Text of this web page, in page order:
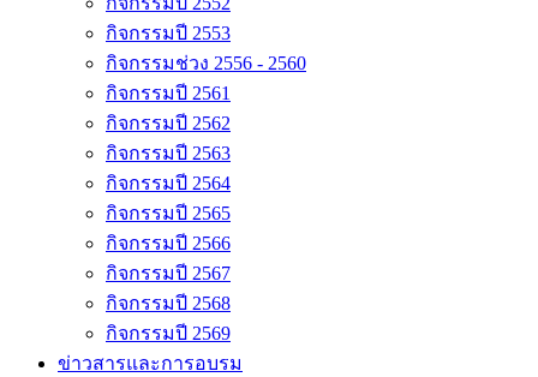
กิจกรรมปี 2553
กิจกรรมช่วง 2556 - 2560
กิจกรรมปี 2561
กิจกรรมปี 2562
กิจกรรมปี 2563
กิจกรรมปี 2564
กิจกรรมปี 2565
กิจกรรมปี 2566
กิจกรรมปี 2567
กิจกรรมปี 2568
กิจกรรมปี 2569
ข่าวสารและการอบรม